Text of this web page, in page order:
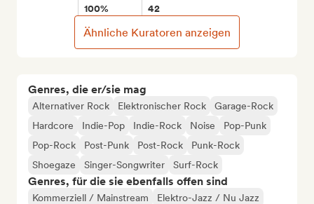
Genres, die er/sie mag
Alternativer Rock Elektronischer Rock
Garage-Rock
Hardcore
Indie-Pop Indie-Rock Noise
Pop-Punk
Pop-Rock
Post-Punk Post-Rock
Punk-Rock
Shoegaze
Singer-Songwriter Surf-Rock
Genres, für die sie ebenfalls offen sind
Kommerziell / Mainstream
Elektro-Jazz / Nu Jazz
100% 42
Ähnliche Kuratoren anzeigen